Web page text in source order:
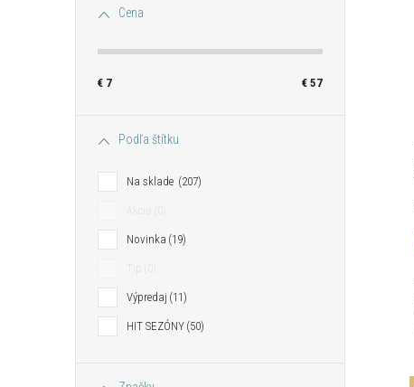
Cena
€ 7 € 57
Podľa štítku
Na sklade 207
Novinka 19
Výpredaj 11
HIT SEZÓNY 50